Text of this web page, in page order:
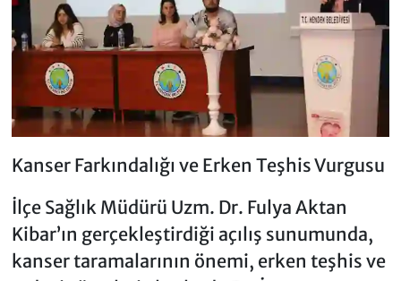
Kanser Farkındalığı ve Erken Teşhis Vurgusu
İlçe Sağlık Müdürü Uzm. Dr. Fulya Aktan
Kibar’ın gerçekleştirdiği açılış sunumunda,
kanser taramalarının önemi, erken teşhis ve